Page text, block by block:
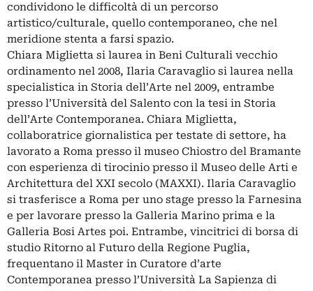
condividono le difficoltà di un percorso
artistico/culturale, quello contemporaneo, che nel
meridione stenta a farsi spazio.
Chiara Miglietta si laurea in Beni Culturali vecchio
ordinamento nel 2008, Ilaria Caravaglio si laurea nella
specialistica in Storia dell’Arte nel 2009, entrambe
presso l’Università del Salento con la tesi in Storia
dell’Arte Contemporanea. Chiara Miglietta,
collaboratrice giornalistica per testate di settore, ha
lavorato a Roma presso il museo Chiostro del Bramante
con esperienza di tirocinio presso il Museo delle Arti e
Architettura del XXI secolo (MAXXI). Ilaria Caravaglio
si trasferisce a Roma per uno stage presso la Farnesina
e per lavorare presso la Galleria Marino prima e la
Galleria Bosi Artes poi. Entrambe, vincitrici di borsa di
studio Ritorno al Futuro della Regione Puglia,
frequentano il Master in Curatore d’arte
Contemporanea presso l’Università La Sapienza di